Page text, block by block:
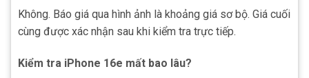
Không. Báo giá qua hình ảnh là khoảng giá sơ bộ. Giá cuối
cùng được xác nhận sau khi kiểm tra trực tiếp.
Kiểm tra iPhone 16e mất bao lâu?